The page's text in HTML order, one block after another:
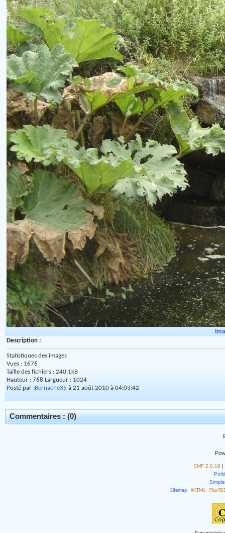
Description :
Statistiques des images
Vues : 1676
Taille des fichiers : 240.1kB
Hauteur : 768 Largueur : 1024
Posté par :Bernache35 à 21 août 2010 à 04:03:42
Commentaires : (0)
SMF 2.0.19 |
Sitemap
XHTML Flux